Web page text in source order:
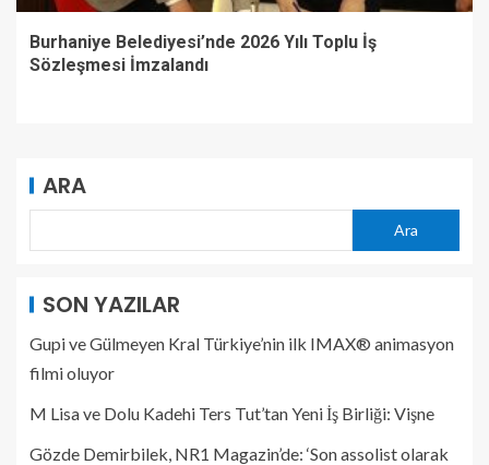
Burhaniye Belediyesi’nde 2026 Yılı Toplu İş
Sözleşmesi İmzalandı
ARA
Ara
SON YAZILAR
Gupi ve Gülmeyen Kral Türkiye’nin ilk IMAX® animasyon
filmi oluyor
M Lisa ve Dolu Kadehi Ters Tut’tan Yeni İş Birliği: Vişne
Gözde Demirbilek, NR1 Magazin’de: ‘Son assolist olarak